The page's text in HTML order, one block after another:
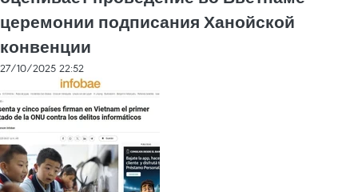
церемонии подписания Ханойской
конвенции
27/10/2025 22:52